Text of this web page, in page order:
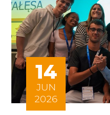
14
JUN
2026